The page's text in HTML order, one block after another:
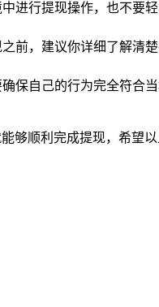
行提现操作，也不要
前，建议你详细了解清
保自己的行为完全符合
够顺利完成提现，希望